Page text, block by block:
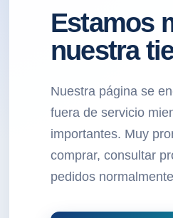
Estamos
nuestra
Nuestra página se
fuera de servicio
importantes. Muy
comprar, consultar
pedidos